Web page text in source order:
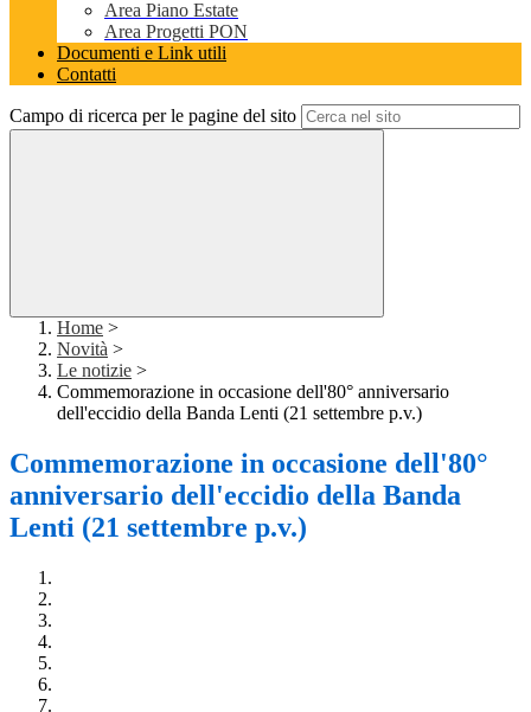
Area Piano Estate
Area Progetti PON
Documenti e Link utili
Contatti
Campo di ricerca per le pagine del sito
Home >
Novità >
Le notizie >
Commemorazione in occasione dell'80° anniversario
dell'eccidio della Banda Lenti (21 settembre p.v.)
Commemorazione in occasione dell'80°
anniversario dell'eccidio della Banda
Lenti (21 settembre p.v.)